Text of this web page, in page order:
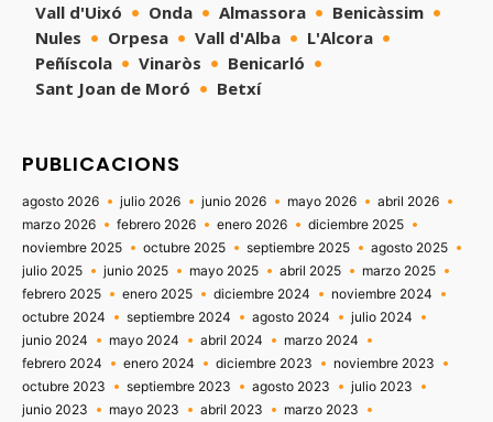
Vall d'Uixó
Onda Almassora
Benicàssim
Nules
Orpesa Vall d'Alba
L'Alcora
Peñíscola
Vinaròs
Benicarló
Sant Joan de Moró
Betxí
PUBLICACIONS
agosto 2026 julio 2026 junio 2026 mayo 2026
abril 2026
marzo 2026
febrero 2026 enero 2026
diciembre 2025
noviembre 2025
octubre 2025 septiembre 2025
agosto 2025
julio 2025
junio 2025 mayo 2025 abril 2025
marzo 2025
febrero 2025
enero 2025 diciembre 2024
noviembre 2024
octubre 2024
septiembre 2024 agosto 2024
julio 2024
junio 2024
mayo 2024 abril 2024
marzo 2024
febrero 2024
enero 2024 diciembre 2023
noviembre 2023
octubre 2023
septiembre 2023 agosto 2023
julio 2023
junio 2023
mayo 2023 abril 2023
marzo 2023